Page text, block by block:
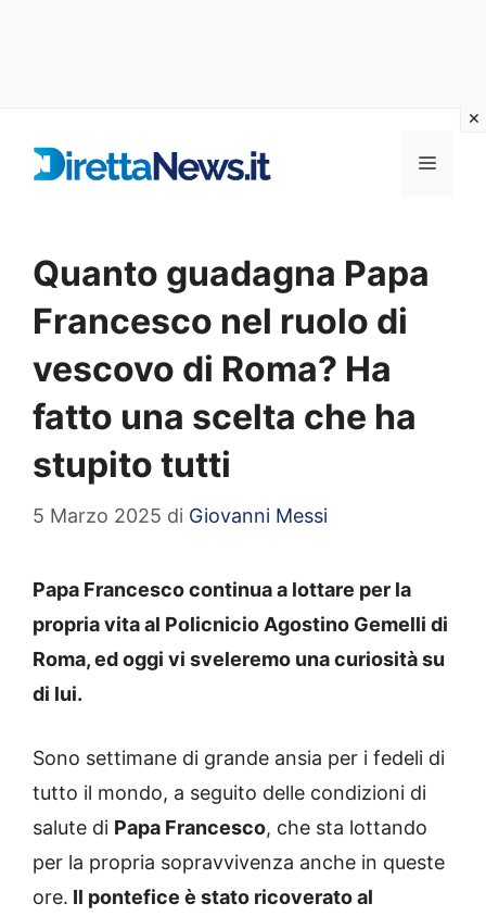
Menu
Quanto guadagna Papa
Francesco nel ruolo di
vescovo di Roma? Ha
fatto una scelta che ha
stupito tutti
5 Marzo 2025 di Giovanni Messi
Papa Francesco continua a lottare per la
propria vita al Policnicio Agostino Gemelli di
Roma, ed oggi vi sveleremo una curiosità su
di lui.
Sono settimane di grande ansia per i fedeli di
tutto il mondo, a seguito delle condizioni di
salute di Papa Francesco, che sta lottando
per la propria sopravvivenza anche in queste
ore. Il pontefice è stato ricoverato al